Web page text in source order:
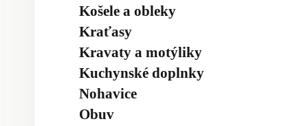
Košele a obleky
Kraťasy
Kravaty a motýliky
Kuchynské doplnky
Nohavice
Obuv